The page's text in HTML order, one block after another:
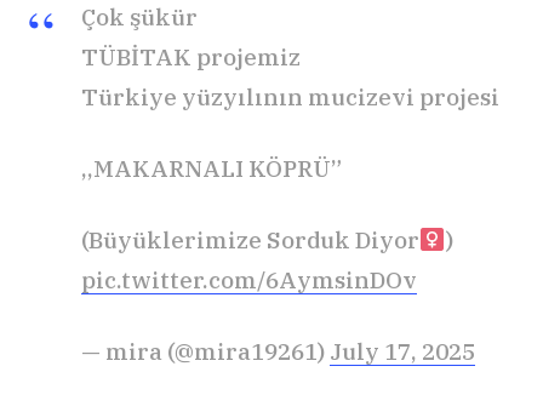
Çok şükür
TÜBİTAK projemiz
Türkiye yüzyılının mucizevi projesi
,,MAKARNALI KÖPRÜ”
(Büyüklerimize Sorduk Diyor‍
)
pic.twitter.com/6AymsinDOv
— mira (@mira19261) July 17, 2025